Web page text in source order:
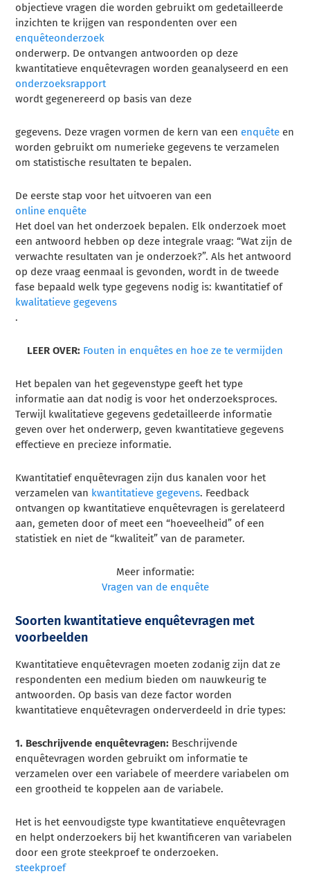
objectieve vragen die worden gebruikt om gedetailleerde
inzichten te krijgen van respondenten over een
enquêteonderzoek
onderwerp. De ontvangen antwoorden op deze
kwantitatieve enquêtevragen worden geanalyseerd en een
onderzoeksrapport
wordt gegenereerd op basis van deze
gegevens. Deze vragen vormen de kern van een enquête en
worden gebruikt om numerieke gegevens te verzamelen
om statistische resultaten te bepalen.
De eerste stap voor het uitvoeren van een
online enquête
Het doel van het onderzoek bepalen. Elk onderzoek moet
een antwoord hebben op deze integrale vraag: “Wat zijn de
verwachte resultaten van je onderzoek?”. Als het antwoord
op deze vraag eenmaal is gevonden, wordt in de tweede
fase bepaald welk type gegevens nodig is: kwantitatief of
kwalitatieve gegevens
.
LEER OVER: Fouten in enquêtes en hoe ze te vermijden
Het bepalen van het gegevenstype geeft het type
informatie aan dat nodig is voor het onderzoeksproces.
Terwijl kwalitatieve gegevens gedetailleerde informatie
geven over het onderwerp, geven kwantitatieve gegevens
effectieve en precieze informatie.
Kwantitatief enquêtevragen zijn dus kanalen voor het
verzamelen van kwantitatieve gegevens. Feedback
ontvangen op kwantitatieve enquêtevragen is gerelateerd
aan, gemeten door of meet een “hoeveelheid” of een
statistiek en niet de “kwaliteit” van de parameter.
Meer informatie:
Vragen van de enquête
Soorten kwantitatieve enquêtevragen met
voorbeelden
Kwantitatieve enquêtevragen moeten zodanig zijn dat ze
respondenten een medium bieden om nauwkeurig te
antwoorden. Op basis van deze factor worden
kwantitatieve enquêtevragen onderverdeeld in drie types:
1. Beschrijvende enquêtevragen: Beschrijvende
enquêtevragen worden gebruikt om informatie te
verzamelen over een variabele of meerdere variabelen om
een grootheid te koppelen aan de variabele.
Het is het eenvoudigste type kwantitatieve enquêtevragen
en helpt onderzoekers bij het kwantificeren van variabelen
door een grote steekproef te onderzoeken.
steekproef